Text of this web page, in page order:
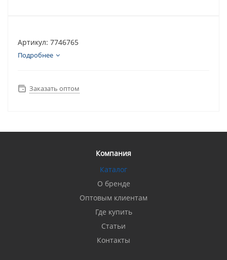
Артикул: 7746765
Подробнее
Заказать оптом
Компания
Каталог
О бренде
Оптовым клиентам
Где купить
Статьи
Контакты